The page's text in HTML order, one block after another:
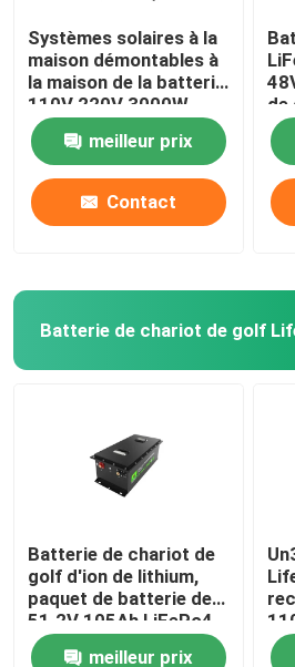
Produits
VR Show
Contrôle de la qualité
Contact
Tous les cas
Batterie de l'ion LiFePO4 de
Systèmes solaires à la
maison démontables à
la maison de la batterie
110V 220V 3000W
d'énergie
meilleur prix
Contact
de
Batterie de chariot de golf
Batterie de chariot de
golf d'ion de lithium,
paquet de batterie de
51.2V 105Ah LiFePo4
meilleur prix